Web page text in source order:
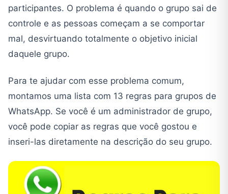
participantes. O problema é quando o grupo sai de
controle e as pessoas começam a se comportar
mal, desvirtuando totalmente o objetivo inicial
daquele grupo.
Para te ajudar com esse problema comum,
montamos uma lista com 13 regras para grupos de
WhatsApp. Se você é um administrador de grupo,
você pode copiar as regras que você gostou e
inseri-las diretamente na descrição do seu grupo.